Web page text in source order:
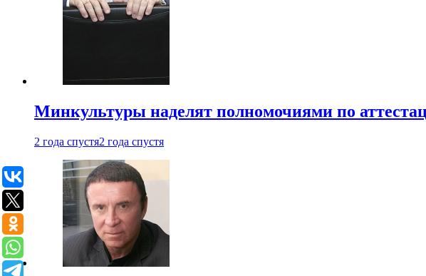
Минкультуры наделят полномочиями по
2 года спустя2 года спустя